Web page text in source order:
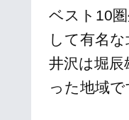
ベスト10
して有名
井沢は堀
った地域